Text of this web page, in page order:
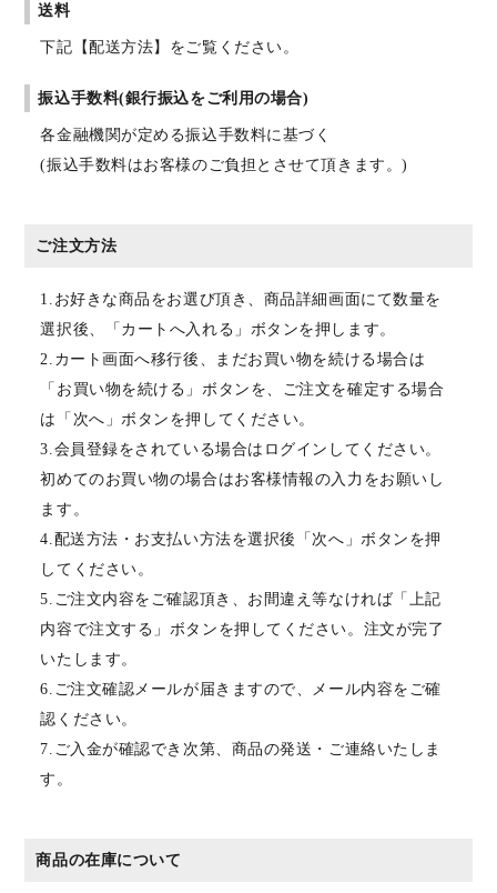
送料
下記【配送方法】をご覧ください。
振込手数料(銀行振込をご利用の場合)
各金融機関が定める振込手数料に基づく
(振込手数料はお客様のご負担とさせて頂きます。)
ご注文方法
1.お好きな商品をお選び頂き、商品詳細画面にて数量を
選択後、「カートへ入れる」ボタンを押します。
2.カート画面へ移行後、まだお買い物を続ける場合は
「お買い物を続ける」ボタンを、ご注文を確定する場合
は「次へ」ボタンを押してください。
3.会員登録をされている場合はログインしてください。
初めてのお買い物の場合はお客様情報の入力をお願いし
ます。
4.配送方法・お支払い方法を選択後「次へ」ボタンを押
してください。
5.ご注文内容をご確認頂き、お間違え等なければ「上記
内容で注文する」ボタンを押してください。注文が完了
いたします。
6.ご注文確認メールが届きますので、メール内容をご確
認ください。
7.ご入金が確認でき次第、商品の発送・ご連絡いたしま
す。
商品の在庫について